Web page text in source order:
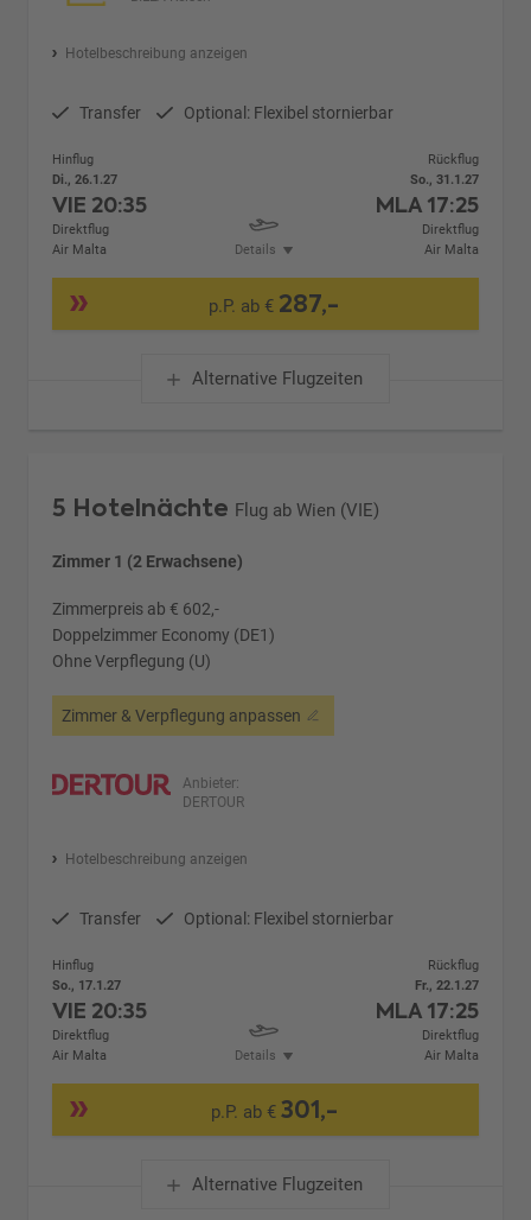
Hotelbeschreibung anzeigen
Transfer Optional: Flexibel stornierbar
Hinflug
Di., 26.1.27
VIE 20:35
Direktflug
Air Malta
Details
Rückflug
So., 31.1.27
MLA 17:25
Direktflug
Air Malta
p.P. ab € 287,-
Alternative Flugzeiten
5 Hotelnächte Flug ab Wien (VIE)
Zimmer 1 (2 Erwachsene)
Zimmerpreis ab € 602,-
Doppelzimmer Economy (DE1)
Ohne Verpflegung (U)
Zimmer & Verpflegung anpassen
Anbieter:
DERTOUR
Hotelbeschreibung anzeigen
Transfer Optional: Flexibel stornierbar
Hinflug
So., 17.1.27
VIE 20:35
Direktflug
Air Malta
Details
Rückflug
Fr., 22.1.27
MLA 17:25
Direktflug
Air Malta
p.P. ab € 301,-
Alternative Flugzeiten